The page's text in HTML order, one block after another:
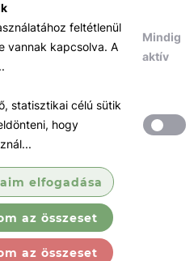
feltétlenül
vannak kapcsolva. A
Mindig
aktív
statisztikai célú sütik
hogy
elfogadása
az összeset
az összeset
modul (Tőzsdei
közgazdasági
működése, vállalati
145 923 Ft